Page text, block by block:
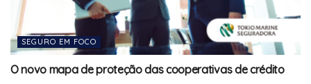
SEGURO EM FOCO
O novo mapa de proteção das cooperativas de crédito